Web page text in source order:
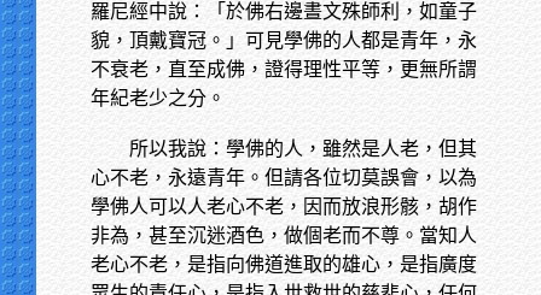
羅尼經中說：「於佛右邊晝文殊師利，如童子
貌，頂戴寶冠。」可見學佛的人都是青年，永
不衰老，直至成佛，證得理性平等，更無所謂
年紀老少之分。
所以我說：學佛的人，雖然是人老，但其
心不老，永遠青年。但請各位切莫誤會，以為
學佛人可以人老心不老，因而放浪形骸，胡作
非為，甚至沉迷酒色，做個老而不尊。當知人
老心不老，是指向佛道進取的雄心，是指廣度